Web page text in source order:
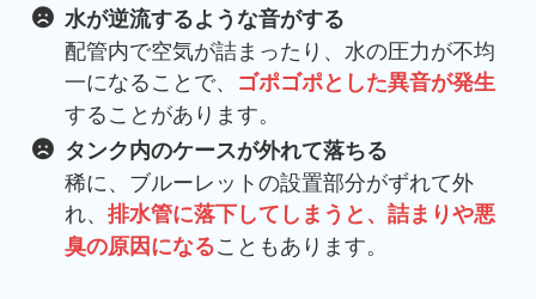
水が逆流するような音がする
配管内で空気が詰まったり、水の圧力が不均
一になることで、 ゴポゴポとした異音が発生
することがあります。
タンク内のケースが外れて落ちる
稀に、ブルーレットの設置部分がずれて外
れ、 排水管に落下してしまうと、詰まりや悪
臭の原因になることもあります。